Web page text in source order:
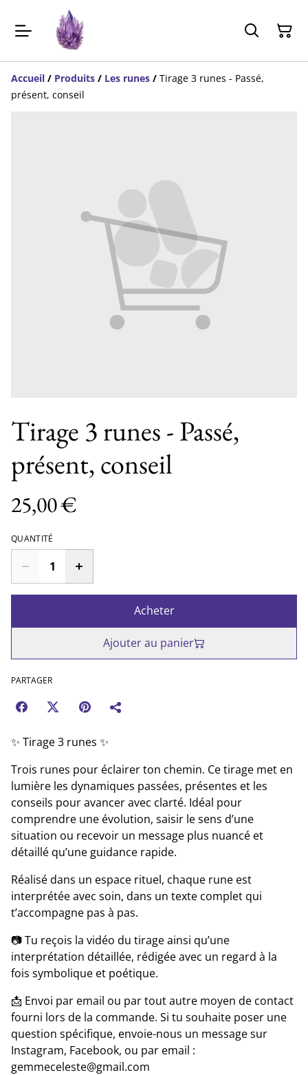
Accueil / Produits / Les runes / Tirage 3 runes - Passé,
présent, conseil
Tirage 3 runes - Passé,
présent, conseil
25,00 €
QUANTITÉ
Acheter
Ajouter au panier
PARTAGER
✨ Tirage 3 runes ✨
Trois runes pour éclairer ton chemin. Ce tirage met en
lumière les dynamiques passées, présentes et les
conseils pour avancer avec clarté. Idéal pour
comprendre une évolution, saisir le sens d’une
situation ou recevoir un message plus nuancé et
détaillé qu’une guidance rapide.
Réalisé dans un espace rituel, chaque rune est
interprétée avec soin, dans un texte complet qui
t’accompagne pas à pas.
📷 Tu reçois la vidéo du tirage ainsi qu’une
interprétation détaillée, rédigée avec un regard à la
fois symbolique et poétique.
📩 Envoi par email ou par tout autre moyen de contact
fourni lors de la commande. Si tu souhaite poser une
question spécifique, envoie-nous un message sur
Instagram, Facebook, ou par email :
gemmeceleste@gmail.com